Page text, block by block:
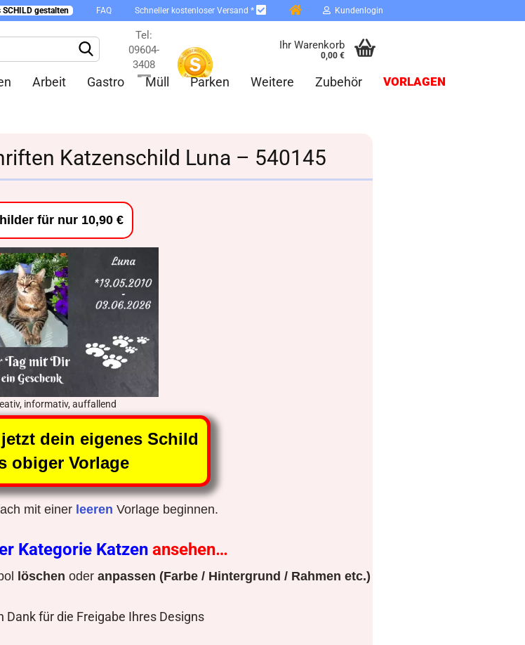
SCHILD gestalten FAQ Schneller kostenloser Versand * Kundenlogin
Tel:
09604-
3408
Ihr Warenkorb
0,00 €
Arbeit Gastro Müll Parken Weitere Zubehör VORLAGEN
Katzenschild Luna – 540145
für nur 10,90 €
informativ, auffallend
jetzt dein eigenes Schild
obiger Vorlage
mit einer leeren Vorlage beginnen.
Kategorie Katzen ansehen…
löschen oder anpassen (Farbe / Hintergrund / Rahmen etc.)
Dank für die Freigabe Ihres Designs